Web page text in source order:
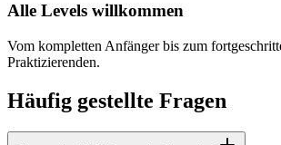
Alle Levels willkommen
Vom kompletten Anfänger bis zum
Praktizierenden.
Häufig gestellte Fragen